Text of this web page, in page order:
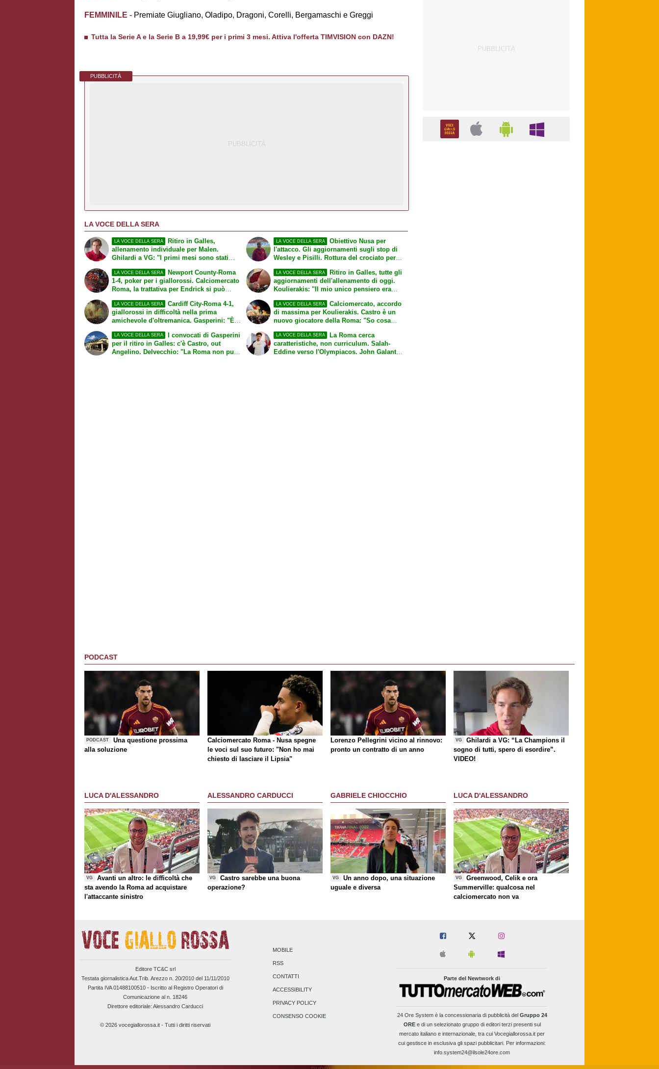
FEMMINILE - Premiate Giugliano, Oladipo, Dragoni, Corelli, Bergamaschi e Greggi
Tutta la Serie A e la Serie B a 19,99€ per i primi 3 mesi. Attiva l'offerta TIMVISION con DAZN!
PUBBLICITÀ
LA VOCE DELLA SERA
LA VOCE DELLA SERA
Ritiro in Galles,
allenamento individuale per Malen.
Ghilardi a VG: "I primi mesi sono stati
LA VOCE DELLA SERA
Newport County-Roma
1-4, poker per i giallorossi. Calciomercato
Roma, la trattativa per Endrick si può
LA VOCE DELLA SERA
Obiettivo Nusa per
l'attacco. Gli aggiornamenti sugli stop di
Wesley e Pisilli. Rottura del crociato per
LA VOCE DELLA SERA
Ritiro in Galles, tutte gli
aggiornamenti dell'allenamento di oggi.
Koulierakis: "Il mio unico pensiero era
Roma, Read dà priorità ai giallorossi
LA VOCE DELLA SERA
Cardiff City-Roma 4-1,
giallorossi in difficoltà nella prima
amichevole d'oltremanica. Gasperini: "È
Bah, trauma distorsivo al ginocchio
destro per il centracampista
LA VOCE DELLA SERA
I convocati di Gasperini
per il ritiro in Galles: c'è Castro, out
Angelino. Delvecchio: "La Roma non può
LA VOCE DELLA SERA
Calciomercato, accordo
di massima per Koulierakis. Castro è un
nuovo giocatore della Roma: "So cosa
LA VOCE DELLA SERA
La Roma cerca
caratteristiche, non curriculum. Salah-
Eddine verso l'Olympiacos. John Galantic
PODCAST
PODCAST
Una questione prossima
alla soluzione
Calciomercato Roma - Nusa spegne
le voci sul suo futuro: "Non ho mai
chiesto di lasciare il Lipsia"
Lorenzo Pellegrini vicino al rinnovo:
pronto un contratto di un anno
VG
Ghilardi a VG: “La Champions il
sogno di tutti, spero di esordire”.
VIDEO!
LUCA D'ALESSANDRO
VG
Avanti un altro: le difficoltà che
sta avendo la Roma ad acquistare
l'attaccante sinistro
ALESSANDRO CARDUCCI
VG
Castro sarebbe una buona
operazione?
GABRIELE CHIOCCHIO
VG
Un anno dopo, una situazione
uguale e diversa
LUCA D'ALESSANDRO
VG
Greenwood, Celik e ora
Summerville: qualcosa nel
calciomercato non va
Editore TC&C srl
Testata giornalistica Aut.Trib. Arezzo n. 20/2010 del 11/11/2010
Partita IVA 01488100510 - Iscritto al Registro Operatori di
Comunicazione al n. 18246
Direttore editoriale: Alessandro Carducci
© 2026 vocegiallorossa.it - Tutti i diritti riservati
MOBILE
RSS
CONTATTI
ACCESSIBILITY
PRIVACY POLICY
CONSENSO COOKIE
Parte del Newtwork di
24 Ore Systemè la concessionaria di pubblicità del Gruppo 24
OREe di un selezionato gruppo di editori terzi presenti sul
mercato italiano e internazionale, tra cui Vocegiallorossa.it per
cui gestisce in esclusiva gli spazi pubblicitari. Per informazioni:
info.system24@ilsole24ore.com